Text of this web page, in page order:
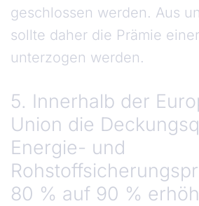
geschlossen werden. Aus
sollte daher die Prämie
unterzogen werden.
5. Innerhalb der
Union die
Energie- und
80 % auf 90 %